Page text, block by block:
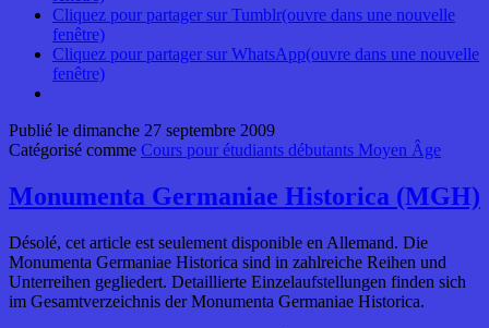
Cliquez pour partager sur Tumblr(ouvre dans une nouvelle
fenêtre)
Cliquez pour partager sur WhatsApp(ouvre dans une nouvelle
fenêtre)
Publié le dimanche 27 septembre 2009
Catégorisé comme Cours pour étudiants débutants Moyen Âge
Monumenta Germaniae Historica (MGH)
Désolé, cet article est seulement disponible en Allemand. Die
Monumenta Germaniae Historica sind in zahlreiche Reihen und
Unterreihen gegliedert. Detaillierte Einzelaufstellungen finden sich
im Gesamtverzeichnis der Monumenta Germaniae Historica.